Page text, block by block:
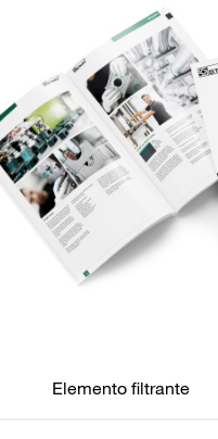
Elemento filtrante